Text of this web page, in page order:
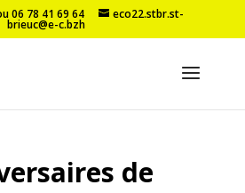
06 78 41 69 64 eco22.stbr.st-
brieuc@e-c.bzh
de